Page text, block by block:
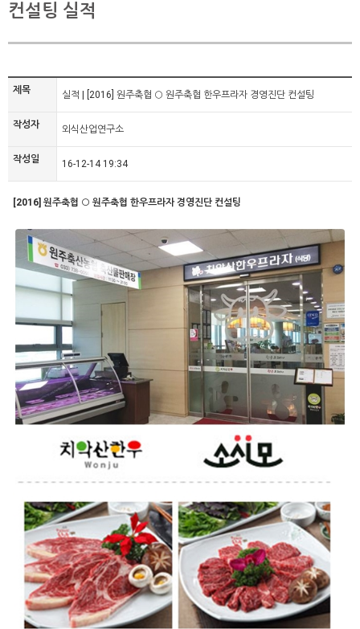
컨설팅 실적
제목 실적 | [2016] 원주축협 ○ 원주축협 한우프라자 경영진단 컨설팅
작성자 외식산업연구소
작성일 16-12-14 19:34
[2016] 원주축협 ○ 원주축협 한우프라자 경영진단 컨설팅